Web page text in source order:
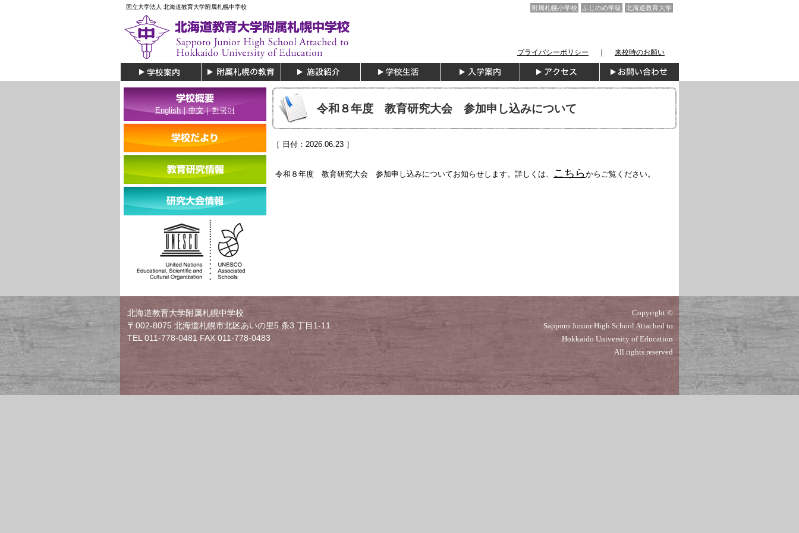
国立大学法人 北海道教育大学附属札幌中学校 附属札幌小学校 ふじのめ学級 北海道教育大学
プライバシーポリシー 来校時のお願い
令和８年度 教育研究大会 参加申し込みについて
［ 日付：2026.06.23 ］
令和８年度 教育研究大会 参加申し込みについてお知らせします。詳しくは、 こちらからご覧ください。
English ｜ 中文｜한국어
北海道教育大学附属札幌中学校
〒002-8075 北海道札幌市北区あいの里5 条3 丁目1-11
TEL 011-778-0481 FAX 011-778-0483
Copyright ©
Sapporo Junior High School Attached to
Hokkaido University of Education
All rights reserved